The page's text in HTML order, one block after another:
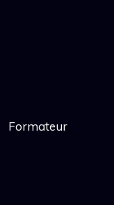
Formateur